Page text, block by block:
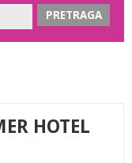
HOTEL